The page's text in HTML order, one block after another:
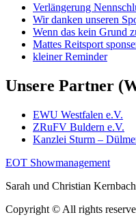
Verlängerung
Wir danken unseren
Wenn das kein Grund
Mattes Reitsport
kleiner Reminder
Unsere Partner
EWU Westfalen e.V.
ZRuFV Buldern e.V.
Kanzlei Sturm –
EOT Showmanagement
Sarah und Christian
Copyright © All rights